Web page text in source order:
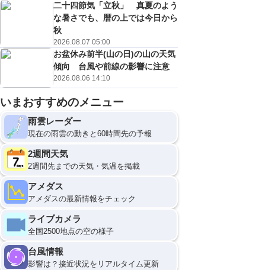
二十四節気「立秋」 真夏のよう
な暑さでも、暦の上では今日から
秋
2026.08.07 05:00
お盆休み前半(山の日)の山の天気
傾向 台風や前線の影響に注意
2026.08.06 14:10
いまおすすめのメニュー
雨雲レーダー
現在の雨雲の動きと60時間先の予報
2週間天気
2週間先までの天気・気温を掲載
アメダス
アメダスの最新情報をチェック
ライブカメラ
全国2500地点の空の様子
台風情報
影響は？接近状況をリアルタイム更新